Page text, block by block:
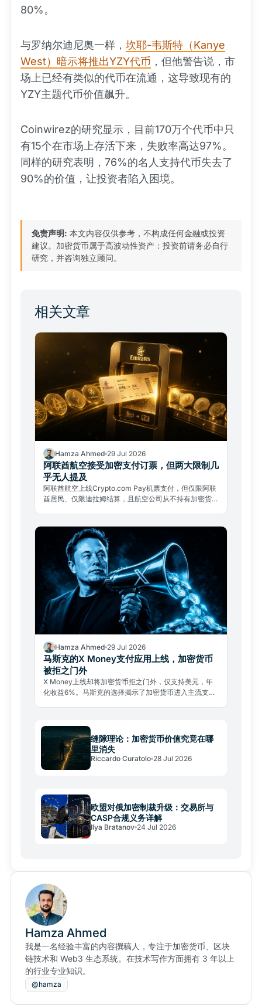
80%。
与罗纳尔迪尼奥一样， 坎耶-韦斯特（Kanye
West）暗示将推出YZY代币 ，但他警告说，市
场上已经有类似的代币在流通，这导致现有的
YZY主题代币价值飙升。
Coinwirez的研究显示，目前170万个代币中只
有15个在市场上存活下来，失败率高达97%。
同样的研究表明，76%的名人支持代币失去了
90%的价值，让投资者陷入困境。
免责声明: 本文内容仅供参考，不构成任何金融或投资
建议。加密货币属于高波动性资产：投资前请务必自行
研究，并咨询独立顾问。
相关文章
Hamza Ahmed 29 Jul 2026
阿联酋航空接受加密支付订票，但两大限制几
乎无人提及
阿联酋航空上线Crypto.com Pay机票支付，但仅限阿联
酋居民、仅限迪拉姆结算，且航空公司从不持有加密货
Hamza Ahmed 29 Jul 2026
马斯克的X Money支付应用上线，加密货币
被拒之门外
X Money上线却将加密货币拒之门外，仅支持美元，年
化收益6%。马斯克的选择揭示了加密货币进入主流支付
缝隙理论：加密货币价值究竟在哪
里消失
Riccardo Curatolo 28 Jul 2026
欧盟对俄加密制裁升级：交易所与
CASP合规义务详解
Ilya Bratanov 24 Jul 2026
Hamza Ahmed
我是一名经验丰富的内容撰稿人，专注于加密货币、区块
链技术和 Web3 生态系统。在技术写作方面拥有 3 年以上
的行业专业知识。
@hamza